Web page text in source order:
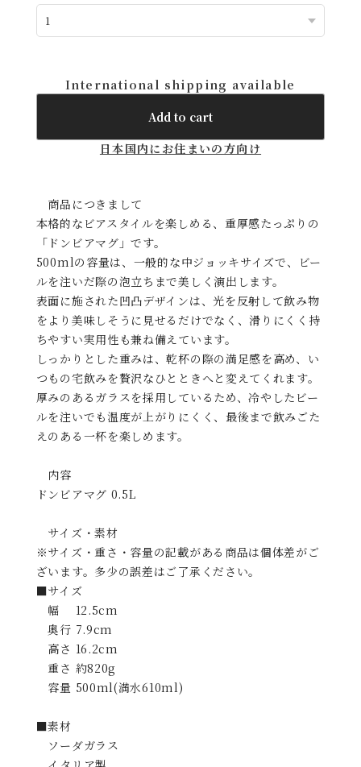
International shipping available
Add to cart
日本国内にお住まいの方向け
商品につきまして
本格的なビアスタイルを楽しめる、重厚感たっぷりの
「ドンビアマグ」です。
500mlの容量は、一般的な中ジョッキサイズで、ビー
ルを注いだ際の泡立ちまで美しく演出します。
表面に施された凹凸デザインは、光を反射して飲み物
をより美味しそうに見せるだけでなく、滑りにくく持
ちやすい実用性も兼ね備えています。
しっかりとした重みは、乾杯の際の満足感を高め、い
つもの宅飲みを贅沢なひとときへと変えてくれます。
厚みのあるガラスを採用しているため、冷やしたビー
ルを注いでも温度が上がりにくく、最後まで飲みごた
えのある一杯を楽しめます。
内容
ドンビアマグ 0.5L
サイズ・素材
※サイズ・重さ・容量の記載がある商品は個体差がご
ざいます。多少の誤差はご了承ください。
■サイズ
幅 12.5cm
奥行 7.9cm
高さ 16.2cm
重さ 約820g
容量 500ml(満水610ml)
■素材
ソーダガラス